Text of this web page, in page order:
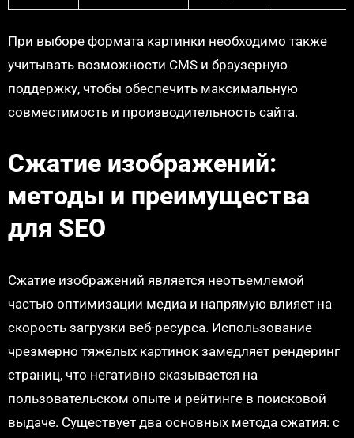
При выборе формата картинки необходимо также
учитывать возможности CMS и браузерную
поддержку, чтобы обеспечить максимальную
совместимость и производительность сайта.
Сжатие изображений:
методы и преимущества
для SEO
Сжатие изображений является неотъемлемой
частью оптимизации медиа и напрямую влияет на
скорость загрузки веб-ресурса. Использование
чрезмерно тяжелых картинок замедляет рендеринг
страниц, что негативно сказывается на
пользовательском опыте и рейтинге в поисковой
выдаче. Существует два основных метода сжатия: с